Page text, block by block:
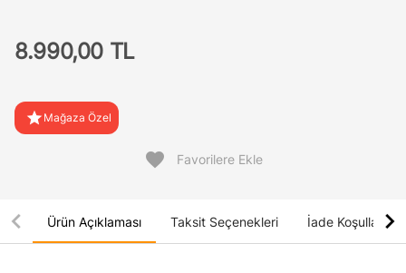
8.990,00 TL
star Mağaza Özel
favorite Favorilere Ekle
Ürün Açıklaması Taksit Seçenekleri İade Koşulları
chevron_left chevron_right